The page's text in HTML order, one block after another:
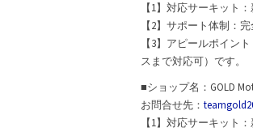
【1】対応サーキット
【2】サポート体制：
【3】アピールポイン
スまで対応可）です。
■ショップ名：GOLD
お問合せ先：
【1】対応サーキット